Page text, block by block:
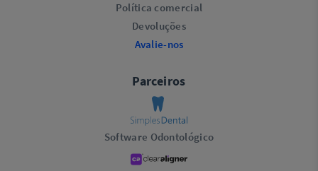
Política comercial
Devoluções
Avalie-nos
Parceiros
Software Odontológico